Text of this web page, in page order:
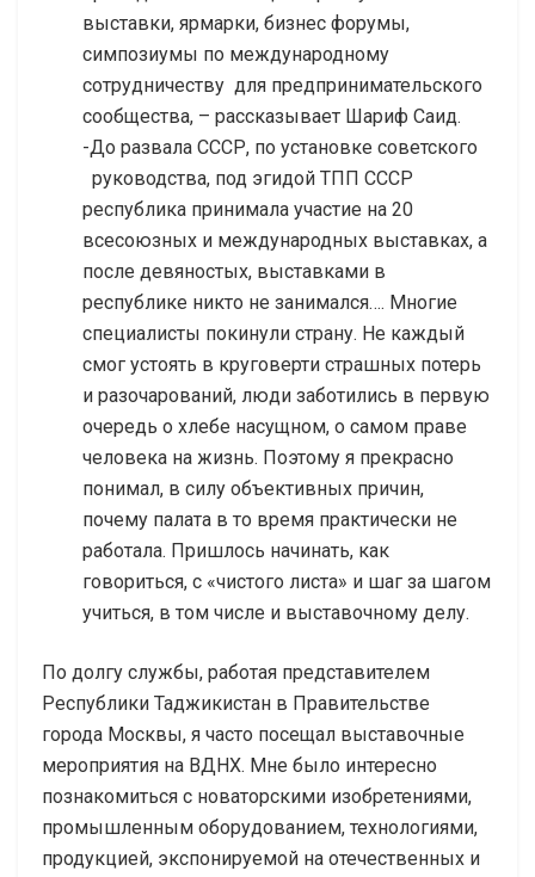
выставки, ярмарки, бизнес форумы,
симпозиумы по международному
сотрудничеству для предпринимательского
сообщества, – рассказывает Шариф Саид.
-До развала СССР, по установке советского
руководства, под эгидой ТПП СССР
республика принимала участие на 20
всесоюзных и международных выставках, а
после девяностых, выставками в
республике никто не занимался…. Многие
специалисты покинули страну. Не каждый
смог устоять в круговерти страшных потерь
и разочарований, люди заботились в первую
очередь о хлебе насущном, о самом праве
человека на жизнь. Поэтому я прекрасно
понимал, в силу объективных причин,
почему палата в то время практически не
работала. Пришлось начинать, как
говориться, с «чистого листа» и шаг за шагом
учиться, в том числе и выставочному делу.
По долгу службы, работая представителем
Республики Таджикистан в Правительстве
города Москвы, я часто посещал выставочные
мероприятия на ВДНХ. Мне было интересно
познакомиться с новаторскими изобретениями,
промышленным оборудованием, технологиями,
продукцией, экспонируемой на отечественных и